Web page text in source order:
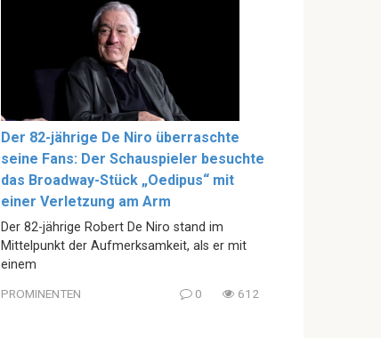
Der 82-jährige De Niro überraschte
seine Fans: Der Schauspieler besuchte
das Broadway-Stück „Oedipus“ mit
einer Verletzung am Arm
Der 82-jährige Robert De Niro stand im
Mittelpunkt der Aufmerksamkeit, als er mit
einem
PROMINENTEN 0 612